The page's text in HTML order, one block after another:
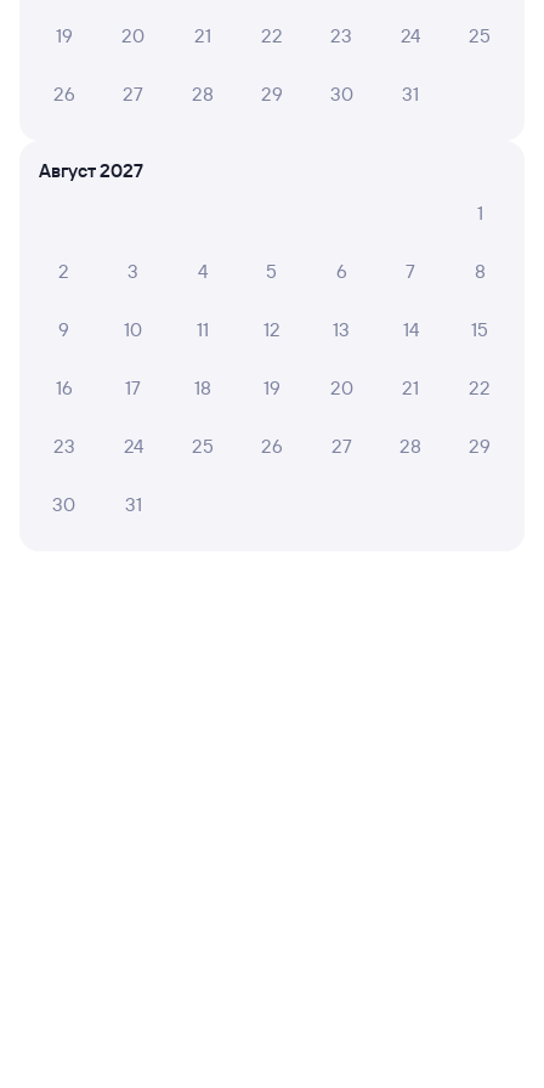
в плацкартном вагоне около 2 389 рублей, в купейном
вагоне приблизительно 3 459 рублей.
Инструкция по приобретению билетов
А ещё здесь можно найти
19 20 21 22 23 24 25
26 27 28 29 30 31
Август 2027
1
2 3 4 5 6 7 8
9 10 11 12 13 14 15
16 17 18 19 20 21 22
23 24 25 26 27 28 29
30 31